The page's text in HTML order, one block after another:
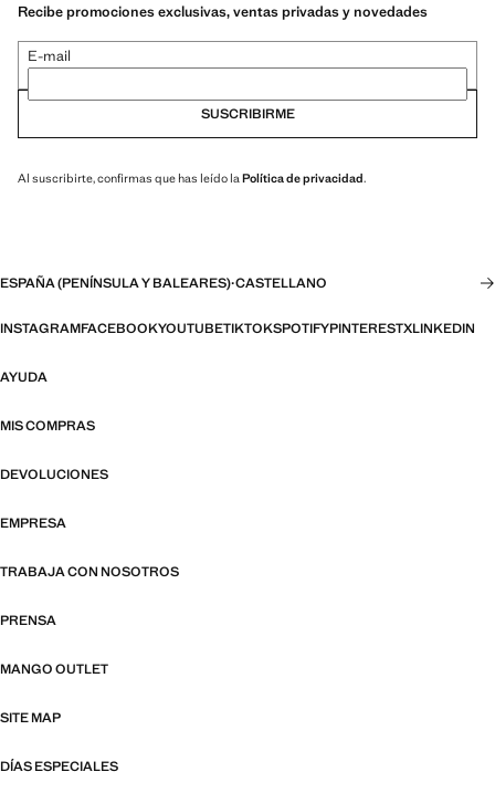
Recibe promociones exclusivas, ventas privadas y novedades
E-mail
SUSCRIBIRME
Al suscribirte, confirmas que has leído la Política de privacidad.
ESPAÑA (PENÍNSULA Y BALEARES)·CASTELLANO
INSTAGRAMFACEBOOKYOUTUBETIKTOKSPOTIFYPINTERESTXLINKEDIN
AYUDA
MIS COMPRAS
DEVOLUCIONES
EMPRESA
TRABAJA CON NOSOTROS
PRENSA
MANGO OUTLET
SITE MAP
DÍAS ESPECIALES